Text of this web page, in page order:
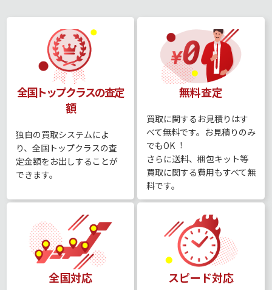
全国トップクラスの査定
額
独⾃の買取システムによ
り、全国トップクラスの査
定⾦額をお出しすることが
できます。
無料査定
買取に関するお⾒積りはす
べて無料です。お⾒積りのみ
でもOK︕
さらに送料、梱包キット等
買取に関する費用もすべて無
料です。
全国対応 スピード対応